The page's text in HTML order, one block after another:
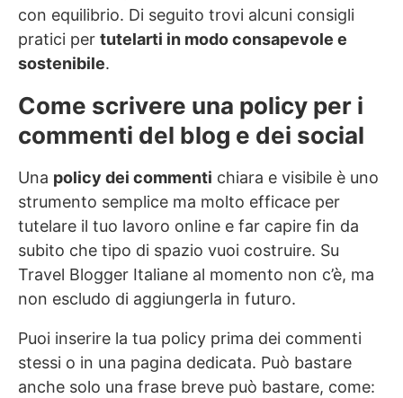
con equilibrio. Di seguito trovi alcuni consigli
pratici per tutelarti in modo consapevole e
sostenibile.
Come scrivere una policy per i
commenti del blog e dei social
Una policy dei commenti chiara e visibile è uno
strumento semplice ma molto efficace per
tutelare il tuo lavoro online e far capire fin da
subito che tipo di spazio vuoi costruire. Su
Travel Blogger Italiane al momento non c’è, ma
non escludo di aggiungerla in futuro.
Puoi inserire la tua policy prima dei commenti
stessi o in una pagina dedicata. Può bastare
anche solo una frase breve può bastare, come: